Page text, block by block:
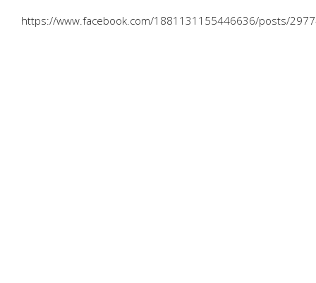
https://www.facebook.com/1881131155446636/posts/